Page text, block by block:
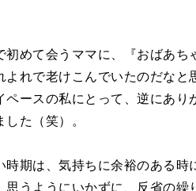
初めて会うママに、『おばあ
よれで老けこんでいたのだな
ペースの私にとって、逆にあ
た（笑）。
期は、気持ちに余裕のある
うようにいかずに、反省の繰